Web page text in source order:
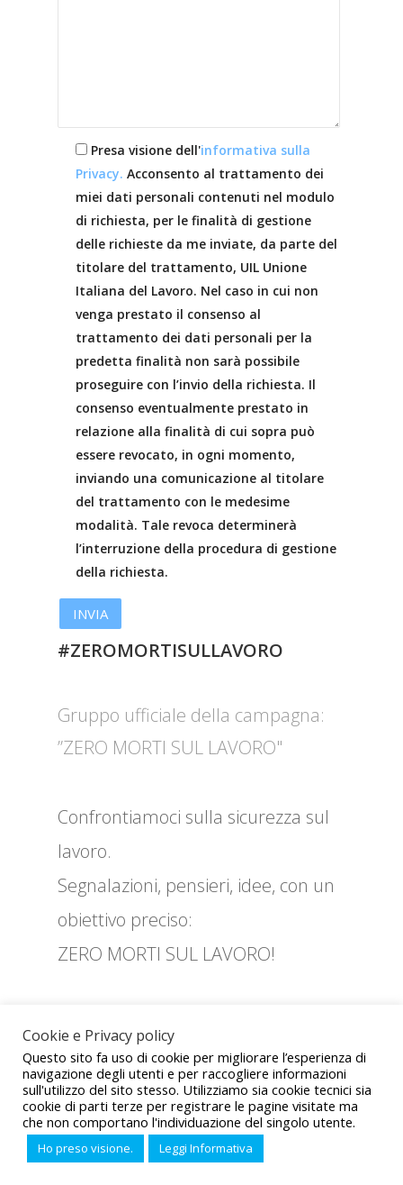
Presa visione dell'informativa sulla
Privacy. Acconsento al trattamento dei
miei dati personali contenuti nel modulo
di richiesta, per le finalità di gestione
delle richieste da me inviate, da parte del
titolare del trattamento, UIL Unione
Italiana del Lavoro. Nel caso in cui non
venga prestato il consenso al
trattamento dei dati personali per la
predetta finalità non sarà possibile
proseguire con l’invio della richiesta. Il
consenso eventualmente prestato in
relazione alla finalità di cui sopra può
essere revocato, in ogni momento,
inviando una comunicazione al titolare
del trattamento con le medesime
modalità. Tale revoca determinerà
l’interruzione della procedura di gestione
della richiesta.
#ZEROMORTISULLAVORO
Gruppo ufficiale della campagna:
”ZERO MORTI SUL LAVORO"
Confrontiamoci sulla sicurezza sul
lavoro.
Segnalazioni, pensieri, idee, con un
obiettivo preciso:
ZERO MORTI SUL LAVORO!
ZE
RO
MO
RTI
Sito realizzato da CED UIL © 2021 - Tutti i diritti sono riservati -
Privacy and Policy
Cookie e Privacy policy
Questo sito fa uso di cookie per migliorare l’esperienza di
navigazione degli utenti e per raccogliere informazioni
sull'utilizzo del sito stesso. Utilizziamo sia cookie tecnici sia
cookie di parti terze per registrare le pagine visitate ma
che non comportano l'individuazione del singolo utente.
Ho preso visione. Leggi Informativa